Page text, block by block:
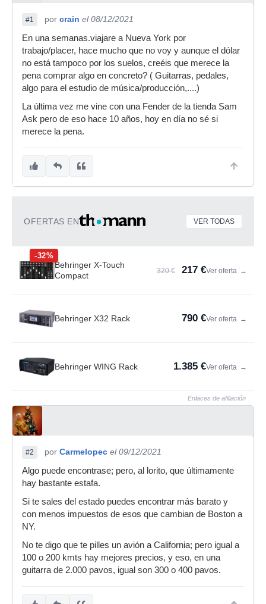
#1 por crain el 08/12/2021
En una semanas.viajare a Nueva York por
trabajo/placer, hace mucho que no voy y aunque el dólar
no está tampoco por los suelos, creéis que merece la
pena comprar algo en concreto? ( Guitarras, pedales,
algo para el estudio de música/producción,....)
La última vez me vine con una Fender de la tienda Sam
Ask pero de eso hace 10 años, hoy en día no sé si
merece la pena.
OFERTAS EN VER TODAS
-32%
Behringer X-Touch
Compact
320 € 217 €Ver oferta →
Behringer X32 Rack 790 €Ver oferta →
Behringer WING Rack 1.385 €Ver oferta →
Enlaces de afiliación
#2 por Carmelopec el 09/12/2021
Algo puede encontrase; pero, al lorito, que últimamente
hay bastante estafa.
Si te sales del estado puedes encontrar más barato y
con menos impuestos de esos que cambian de Boston a
NY.
No te digo que te pilles un avión a California; pero igual a
100 o 200 kmts hay mejores precios, y eso, en una
guitarra de 2.000 pavos, igual son 300 o 400 pavos.